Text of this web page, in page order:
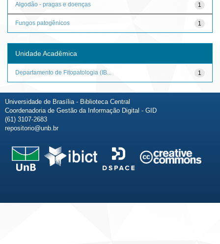
1
Algodão - pragas e doenças
1
Fungos patogênicos
Unidade Acadêmica
1
Departamento de Fitopatologia (IB...
Universidade de Brasília - Biblioteca Central
Coordenadoria de Gestão da Informação Digital - GID
(61) 3107-2683
repositorio@unb.br